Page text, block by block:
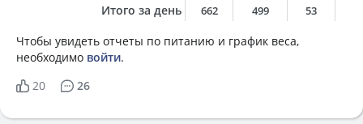
Итого за день 662 499 53
Чтобы увидеть отчеты по питанию и график веса,
необходимо войти.
20
26